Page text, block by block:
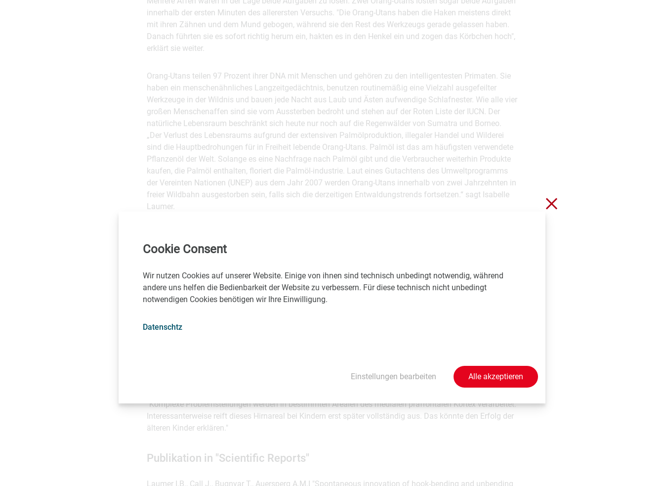
innerhalb der ersten Minuten des allerersten Versuchs. "Die Orang-Utans haben die Haken meistens direkt
mit ihren Zähnen und dem Mund gebogen, während sie den Rest des Werkzeugs gerade gelassen haben.
Danach führten sie es sofort richtig herum ein, hakten es in den Henkel ein und zogen das Körbchen hoch",
erklärt sie weiter.
Orang-Utans teilen 97 Prozent ihrer DNA mit Menschen und gehören zu den intelligentesten Primaten. Sie
haben ein menschenähnliches Langzeitgedächtnis, benutzen routinemäßig eine Vielzahl ausgefeilter
Werkzeuge in der Wildnis und bauen jede Nacht aus Laub und Ästen aufwendige Schlafnester. Wie alle vier
großen Menschenaffen sind sie vom Aussterben bedroht und stehen auf der Roten Liste der IUCN. Der
natürliche Lebensraum beschränkt sich heute nur noch auf die Regenwälder von Sumatra und Borneo.
„Der Verlust des Lebensraums aufgrund der extensiven Palmölproduktion, illegaler Handel und Wilderei
sind die Hauptbedrohungen für in Freiheit lebende Orang-Utans. Palmöl ist das am häufigsten verwendete
Pflanzenöl der Welt. Solange es eine Nachfrage nach Palmöl gibt und die Verbraucher weiterhin Produkte
kaufen, die Palmöl enthalten, floriert die Palmöl-industrie. Laut eines Gutachtens des Umweltprogramms
der Vereinten Nationen (UNEP) aus dem Jahr 2007 werden Orang-Utans innerhalb von zwei Jahrzehnten in
freier Wildbahn ausgestorben sein, falls sich die derzeitigen Entwaldungstrends fortsetzen.“ sagt Isabelle
Laumer.
in der vergleichenden Psychologie entwickelt.", sagt Alice Auersperg von der Veterinärmedizinischen
"Diese Fähigkeit bei einem unserer nächsten Verwandten zu finden, ist erstaunlich. In der menschlichen
Evolution erscheinen Hakenwerkzeuge erst relativ spät. Erste archäologische Funde von Angelhaken und
harpunenartigen, gekrümmten Objekten sind etwa 16.000 - 60.000 Jahre alt", erklärt Josep Call von der
impulsiv wären, auf nichtmodifizierte Werkzeuge fixiert sind oder nicht in der Lage wären eine bereits
verfolgte Strategie zu ändern. Die Aufgabe stellt ein komplexes Problem dar, zu dessen Lösung mehrere
"Komplexe Problemstellungen werden in bestimmten Arealen des medialen präfrontalen Kortex verarbeitet.
Interessanterweise reift dieses Hirnareal bei Kindern erst später vollständig aus. Das könnte den Erfolg der
älteren Kinder erklären."
Publikation in "Scientific Reports"
Laumer I.B., Call J., Bugnyar T., Auersperg A.M.I "Spontaneous innovation of hook-bending and unbending
Schließen ohne zu
Cookie Consent
Wir nutzen Cookies auf unserer Website. Einige von ihnen sind technisch unbedingt notwendig, während
andere uns helfen die Bedienbarkeit der Website zu verbessern. Für diese technisch nicht unbedingt
notwendigen Cookies benötigen wir Ihre Einwilligung.
Datenschtz
Einstellungen bearbeiten Alle akzeptieren